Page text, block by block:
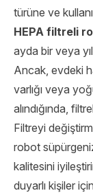
türüne ve
HEPA filtreli
ayda bir veya
Ancak, evdeki
varlığı veya
alındığında,
Filtreyi
robot
kalitesini
duyarlı kişiler